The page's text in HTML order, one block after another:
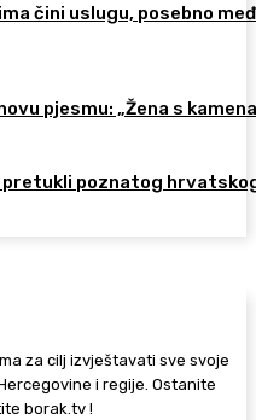
čini uslugu, posebno
pjesmu: „Žena s
pretukli poznatog
za cilj izvještavati sve svoje
i regije. Ostanite
borak.tv !